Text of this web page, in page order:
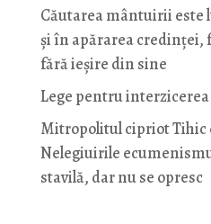
Căutarea mântuirii este
și în apărarea credinței,
fără ieșire din sine
Lege pentru
Mitropolitul cipriot Tihic
Nelegiuirile
stavilă, dar nu se opresc